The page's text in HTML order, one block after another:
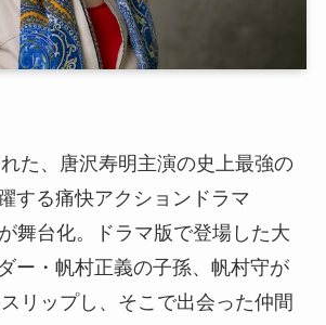
た、唐沢寿明主演の史上最強の
する痛快アクションドラマ
舞台化。ドラマ版で登場した大
ー・帆村正義の子孫、帆村守が
リップし、そこで出会った仲間